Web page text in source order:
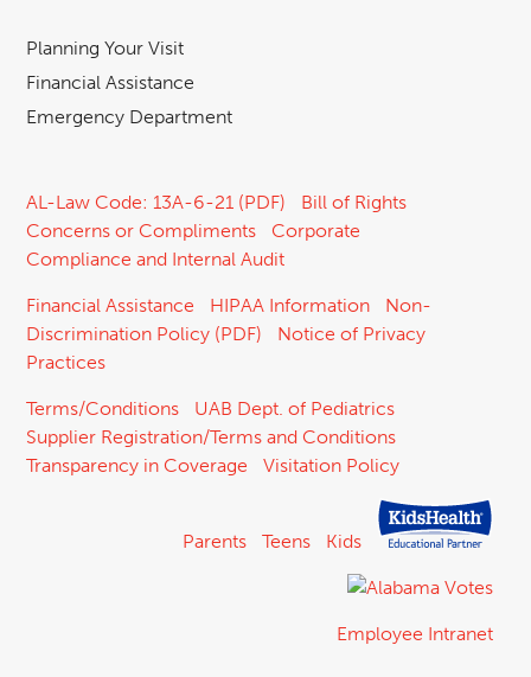
Planning Your Visit
Financial Assistance
Emergency Department
AL-Law Code: 13A-6-21 (PDF)
Bill of Rights
Concerns or Compliments
Corporate
Compliance and Internal Audit
Financial Assistance HIPAA Information
Non-
Discrimination Policy (PDF)
Notice of Privacy
Practices
Terms/Conditions
UAB Dept. of Pediatrics
Supplier Registration/Terms and Conditions
Transparency in Coverage
Visitation Policy
Parents Teens Kids
Employee Intranet